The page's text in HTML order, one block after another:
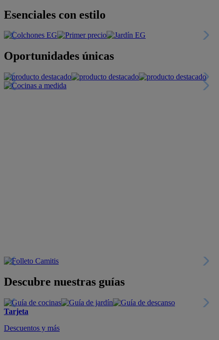
Esenciales con estilo
Oportunidades únicas
Descubre nuestras guías
Tarjeta
Descuentos y más